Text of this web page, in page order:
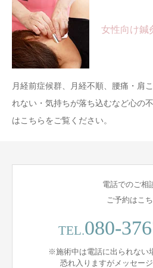
女性向け鍼
月経前症候群、月経不順、腰痛・肩
れない・気持ちが落ち込むなど心の
はこちらをご覧ください。
電話でのご相
ご予約はこ
TEL.080-
※施術中は電話に出られない
恐れ入りますがメッセージ